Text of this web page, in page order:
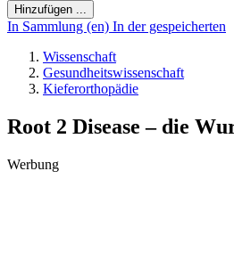
Hinzufügen ...
In Sammlung (en) In der gespeicherten
Wissenschaft
Gesundheitswissenschaft
Kieferorthopädie
Root 2 Disease – die
Werbung